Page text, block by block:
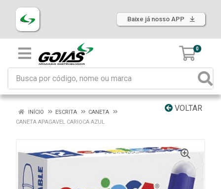
Baixe já nosso APP
0
VOLTAR
INÍCIO ESCRITA
CANETA
CANETA APAGAVEL CARIOCA AZUL